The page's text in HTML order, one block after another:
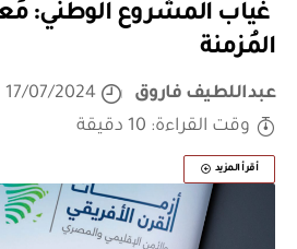
غياب المشروع الوطني:
المُزمنة
عبداللطيف فاروق
17/07/2024
وقت القراءة: 10 دقيقة
أقرأ المزيد